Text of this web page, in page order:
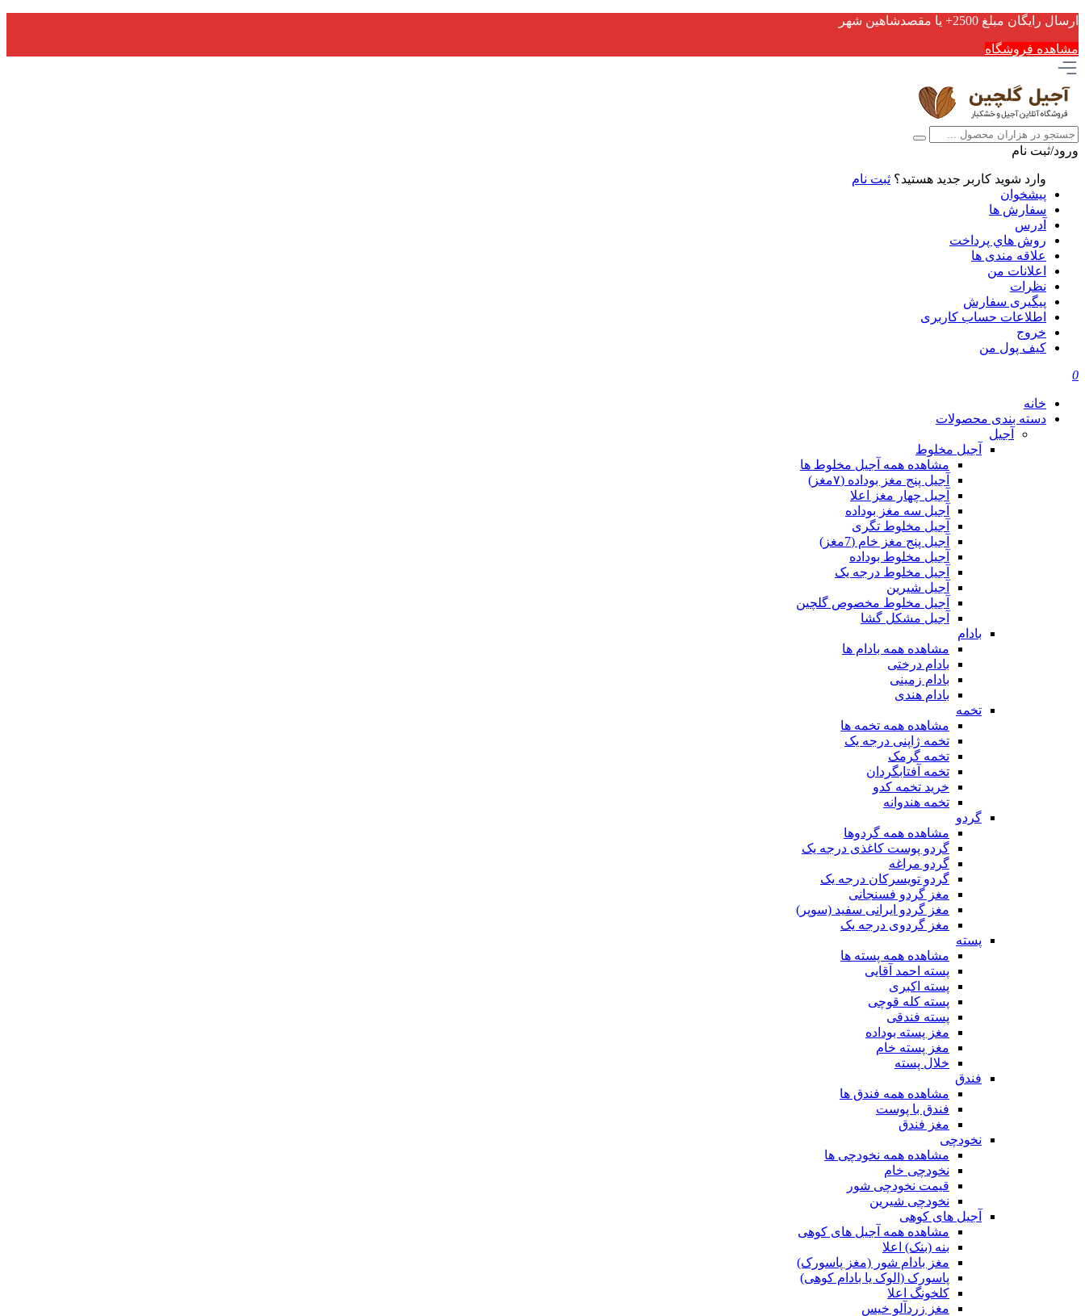
ارسال رایگان مبلغ 2500+ یا مقصدشاهین شهر
مشاهده فروشگاه
ورود/ثبت نام
وارد شوید کاربر جدید هستید؟ ثبت نام
پیشخوان
سفارش ها
آدرس
روش هاي پرداخت
علاقه مندی ها
اعلانات من
نظرات
پیگیری سفارش
اطلاعات حساب كاربری
خروج
کیف پول من
0
خانه
دسته بندی محصولات
آجیل
آجیل مخلوط
مشاهده همه آجیل مخلوط ها
آجیل پنج مغز بوداده (۷مغز)
آجیل چهار مغز اعلا
آجیل سه مغز بوداده
آجیل مخلوط تگری
آجیل پنج مغز خام (7مغز)
آجیل مخلوط بوداده
آجیل مخلوط درجه یک
آجیل شیرین
آجیل مخلوط مخصوص گلچین
آجیل مشکل گشا
بادام
مشاهده همه بادام ها
بادام درختی
بادام زمینی
بادام هندی
تخمه
مشاهده همه تخمه ها
تخمه ژاپنی درجه یک
تخمه گرمک
تخمه آفتابگردان
خرید تخمه کدو
تخمه هندوانه
گردو
مشاهده همه گردوها
گردو پوست کاغذی درجه یک
گردو مراغه
گردو تویسرکان درجه یک
مغز گردو فسنجانی
مغز گردو ایرانی سفید (سوپر)
مغز گردوی درجه یک
پسته
مشاهده همه پسته ها
پسته احمد آقایی
پسته اکبری
پسته کله قوچی
پسته فندقی
مغز پسته بوداده
مغز پسته خام
خلال پسته
فندق
مشاهده همه فندق ها
فندق با پوست
مغز فندق
نخودچی
مشاهده همه نخودچی ها
نخودچی خام
قیمت نخودچی شور
نخودچی شیرین
آجیل های کوهی
مشاهده همه آجیل های کوهی
بنه (بنک) اعلا
مغز بادام شور (مغز پاسورک)
پاسورک (الوک یا بادام کوهی)
کلخونگ اعلا
مغز زردآلو خیس